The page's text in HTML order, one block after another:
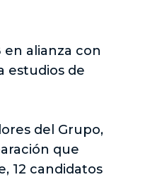
alianza con
estudios de
del Grupo,
que
12 candidatos